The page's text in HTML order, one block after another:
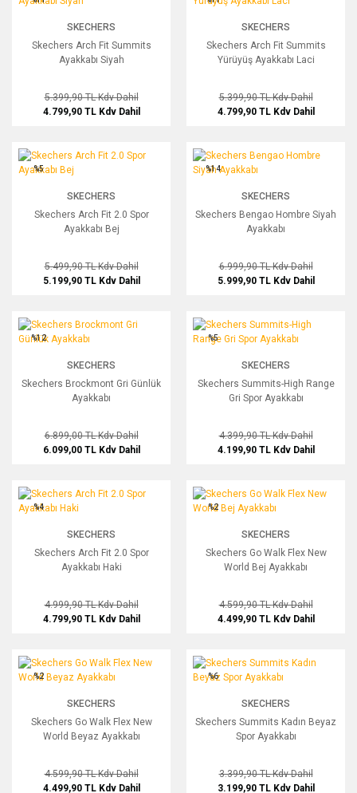
SKECHERS
Skechers Arch Fit Summits
Ayakkabı Siyah
5.399,90 TLKdv Dahil
4.799,90 TL Kdv Dahil
SKECHERS
Skechers Arch Fit Summits
Yürüyüş Ayakkabı Laci
5.399,90 TLKdv Dahil
4.799,90 TL Kdv Dahil
Skechers Arch Fit 2.0 Spor Ayakkabı Bej
%5
SKECHERS
Skechers Arch Fit 2.0 Spor
Ayakkabı Bej
5.499,90 TLKdv Dahil
5.199,90 TL Kdv Dahil
Skechers Bengao Hombre Siyah
%14
SKECHERS
Skechers Bengao Hombre Siyah
Ayakkabı
6.999,90 TLKdv Dahil
5.999,90 TL Kdv Dahil
Skechers Brockmont Gri Günlük Ayakkabı
%12
SKECHERS
Skechers Brockmont Gri Günlük
Ayakkabı
6.899,00 TLKdv Dahil
6.099,00 TL Kdv Dahil
Skechers Summits-High Range Gri
%5
SKECHERS
Skechers Summits-High Range
Gri Spor Ayakkabı
4.399,90 TLKdv Dahil
4.199,90 TL Kdv Dahil
Skechers Arch Fit 2.0 Spor Ayakkabı Haki
%4
SKECHERS
Skechers Arch Fit 2.0 Spor
Ayakkabı Haki
4.999,90 TLKdv Dahil
4.799,90 TL Kdv Dahil
Skechers Go Walk Flex New World
%2
SKECHERS
Skechers Go Walk Flex New
World Bej Ayakkabı
4.599,90 TLKdv Dahil
4.499,90 TL Kdv Dahil
Skechers Go Walk Flex New World Beyaz Ayakkabı
%2
SKECHERS
Skechers Go Walk Flex New
World Beyaz Ayakkabı
4.599,90 TLKdv Dahil
4.499,90 TL Kdv Dahil
Skechers Summits Kadın Beyaz Spor
%6
SKECHERS
Skechers Summits Kadın Beyaz
Spor Ayakkabı
3.399,90 TLKdv Dahil
3.199,90 TL Kdv Dahil